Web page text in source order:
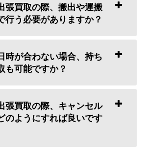
張買取の際、搬出や運搬
行う必要がありますか？
時が合わない場合、持ち
も可能ですか？
張買取の際、キャンセル
のようにすれば良いです